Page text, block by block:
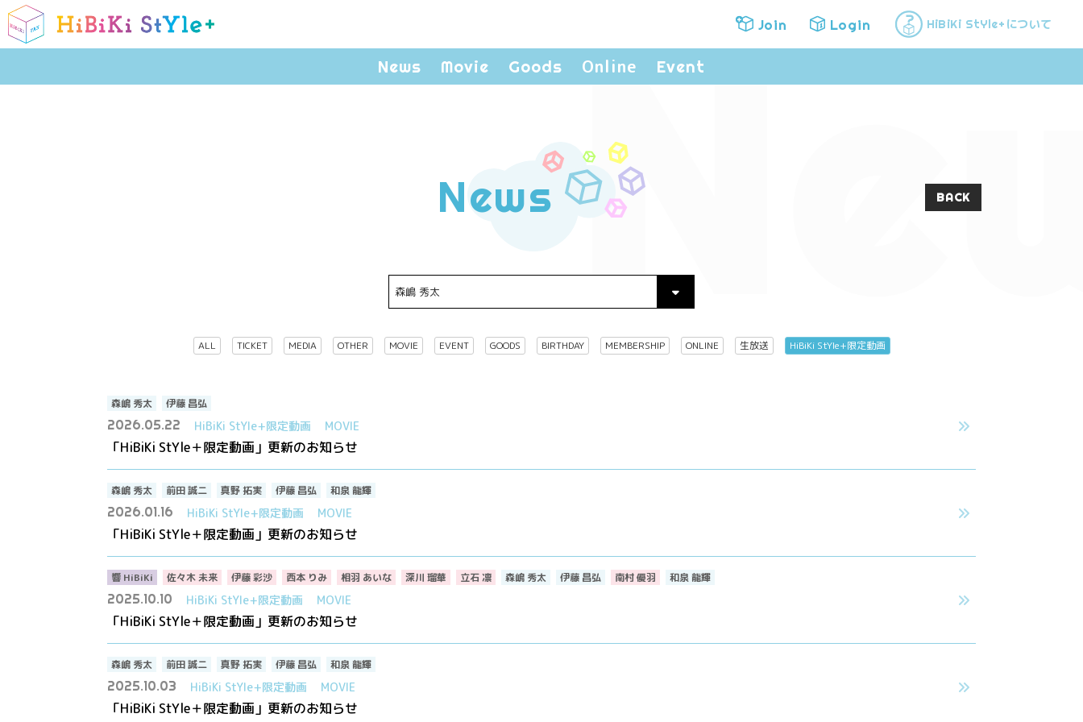
Join
Join Login HiBiKi StYle+ について
News Movie Goods Online Event
News BACK
ALL TICKET MEDIA OTHER MOVIE EVENT GOODS BIRTHDAY MEMBERSHIP ONLINE 生放送 HiBiKi StYle+限定動画
森嶋 秀太 伊藤 昌弘
2026.05.22 HiBiKi StYle+限定動画 MOVIE
「HiBiKi StYle＋限定動画」更新のお知らせ
森嶋 秀太 前田 誠二 真野 拓実 伊藤 昌弘 和泉 龍輝
2026.01.16 HiBiKi StYle+限定動画 MOVIE
「HiBiKi StYle＋限定動画」更新のお知らせ
響 HiBiKi 佐々木 未来 伊藤 彩沙 西本 りみ 相羽 あいな 深川 瑠華 立石 凛 森嶋 秀太 伊藤 昌弘 南村 優羽 和泉 龍輝
2025.10.10 HiBiKi StYle+限定動画 MOVIE
「HiBiKi StYle＋限定動画」更新のお知らせ
森嶋 秀太 前田 誠二 真野 拓実 伊藤 昌弘 和泉 龍輝
2025.10.03 HiBiKi StYle+限定動画 MOVIE
「HiBiKi StYle＋限定動画」更新のお知らせ